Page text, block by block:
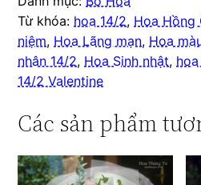
Từ khóa: hoa 14/2, Hoa Hồng
niệm, Hoa Lãng mạn, Hoa
nhân 14/2, Hoa Sinh nhật,
14/2 Valentine
Các sản phẩm